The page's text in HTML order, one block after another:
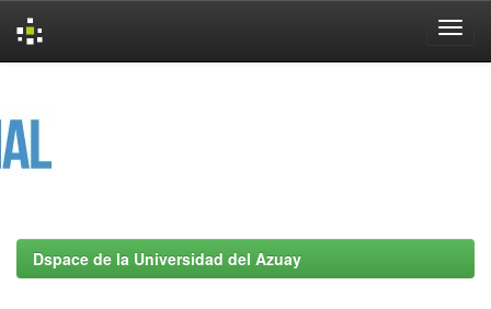
Dspace de la Universidad del Azuay